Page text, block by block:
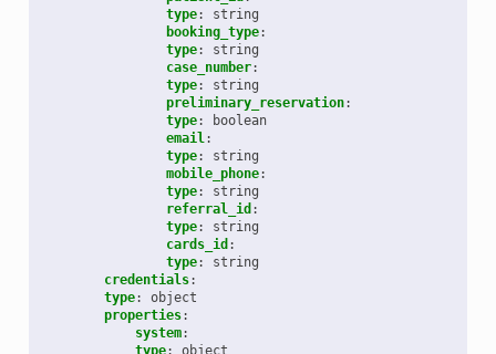
type:
string
booking_type:
type:
string
case_number:
type:
string
preliminary_reservation:
type:
boolean
email:
type:
string
mobile_phone:
type:
string
referral_id :
type:
string
cards_id :
type:
string
credentials:
type:
object
properties:
system:
type:
object